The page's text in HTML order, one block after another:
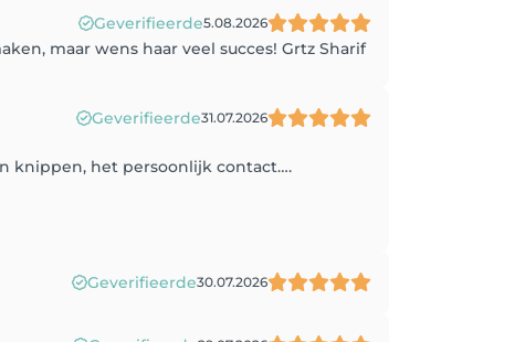
Geverifieerde5.08.2026
maar wens haar veel succes! Grtz Sharif
Geverifieerde31.07.2026
knippen, het persoonlijk contact….
Geverifieerde30.07.2026